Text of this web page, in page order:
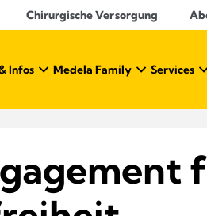
Chirurgische Versorgung
Infos Medela Family Services